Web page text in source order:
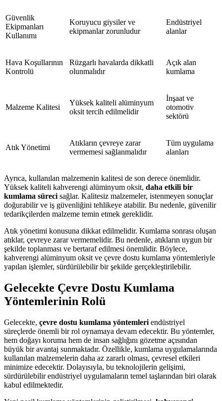
Güvenlik
Ekipmanları
Kullanımı
Koruyucu giysiler ve
ekipmanlar zorunludur
Endüstriyel
alanlar
Hava Koşullarının
Kontrolü
Rüzgarlı havalarda dikkatli
olunmalıdır
Açık alan
kumlama
Malzeme Kalitesi
Yüksek kaliteli alüminyum
oksit tercih edilmelidir
İnşaat ve
otomotiv
sektörü
Atık Yönetimi
Atıkların çevreye zarar
vermemesi sağlanmalıdır
Tüm uygulama
alanları
Ayrıca, kullanılan malzemenin kalitesi de son derece önemlidir.
Yüksek kaliteli kahverengi alüminyum oksit, daha etkili bir
kumlama süreci sağlar. Kalitesiz malzemeler, istenmeyen sonuçlar
doğurabilir ve iş güvenliğini tehlikeye atabilir. Bu nedenle, güvenilir
tedarikçilerden malzeme temin etmek gereklidir.
Atık yönetimi konusuna dikkat edilmelidir. Kumlama sonrası oluşan
atıklar, çevreye zarar vermemelidir. Bu nedenle, atıkların uygun bir
şekilde toplanması ve bertaraf edilmesi önemlidir. Böylece,
kahverengi alüminyum oksit ve çevre dostu kumlama yöntemleriyle
yapılan işlemler, sürdürülebilir bir şekilde gerçekleştirilebilir.
Gelecekte Çevre Dostu Kumlama
Yöntemlerinin Rolü
Gelecekte, çevre dostu kumlama yöntemleri endüstriyel
süreçlerde önemli bir rol oynamaya devam edecektir. Bu yöntemler,
hem doğayı koruma hem de insan sağlığını gözetme açısından
büyük bir avantaj sunmaktadır. Özellikle, kumlama uygulamalarında
kullanılan malzemelerin daha az zararlı olması, çevresel etkileri
minimize edecektir. Dolayısıyla, bu teknolojilerin gelişimi,
sürdürülebilir endüstriyel uygulamaların temel taşlarından biri olarak
kabul edilmektedir.